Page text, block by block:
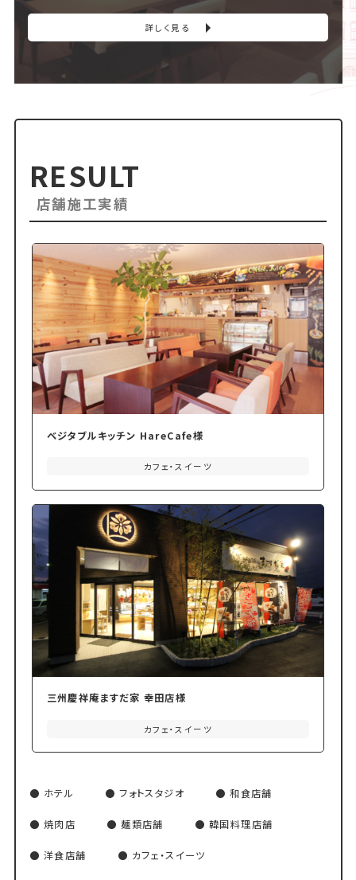
詳しく見る
RESULT
店舗施工実績
ベジタブルキッチン HareCafe様
カフェ・スイーツ
三州慶祥庵ますだ家 幸田店様
カフェ・スイーツ
ホテル フォトスタジオ 和食店舗
焼肉店 麺類店舗 韓国料理店舗
洋食店舗 カフェ・スイーツ